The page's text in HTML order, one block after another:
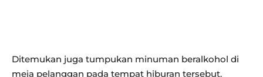
Ditemukan juga tumpukan minuman beralkohol di
meja pelanggan pada tempat hiburan tersebut.